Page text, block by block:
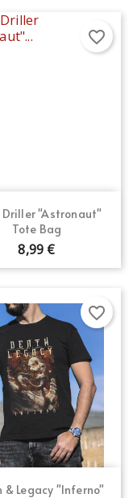
"Astronaut"
Tote Bag
8,99 €
favorite_border
& Legacy "Inferno"
favorite_border